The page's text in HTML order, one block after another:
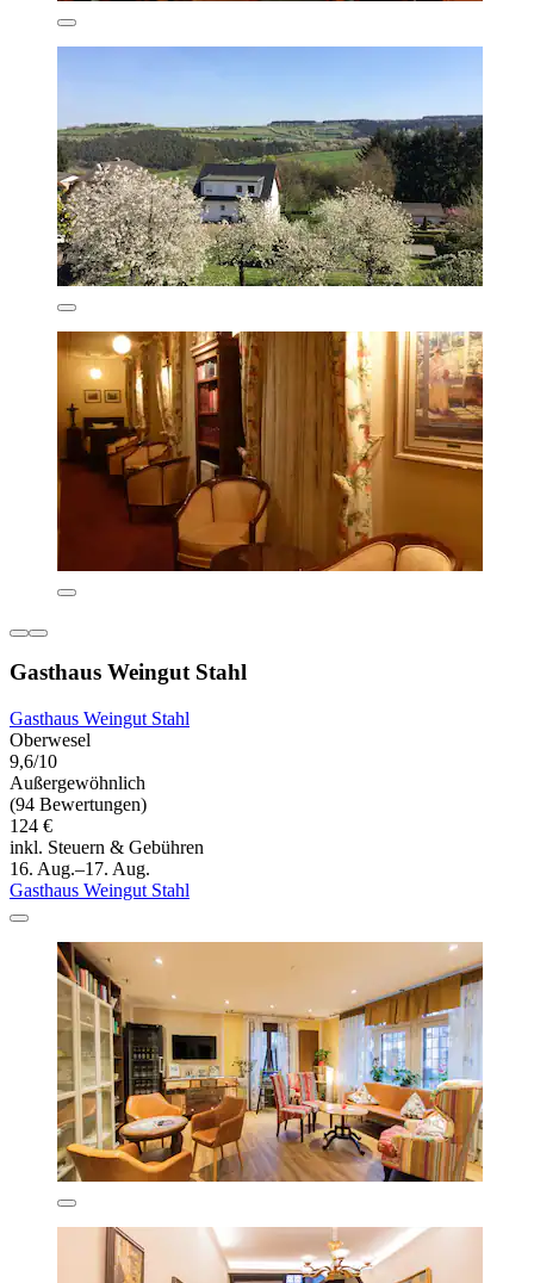
Gasthaus Weingut Stahl
Gasthaus Weingut Stahl
Oberwesel
9,6/10
Außergewöhnlich
(94 Bewertungen)
124 €
inkl. Steuern & Gebühren
16. Aug.–17. Aug.
Gasthaus Weingut Stahl